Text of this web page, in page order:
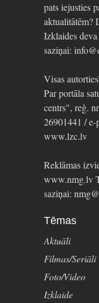
pats iejusties
aktualitātēm?
Izklaides
saziņai:
Visas
Par portāla
centrs", reģ.
26901441 /
www.lzc.lv
Reklāmas
www.nmg.lv
saziņai:
Tēmas
Aktuāli
Filmas/Seriāli
Foto/Video
Izklaide